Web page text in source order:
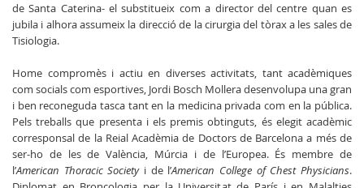
de Santa Caterina- el substitueix com a director del centre quan es
jubila i alhora assumeix la direcció de la cirurgia del tòrax a les sales de
Tisiologia.
Home compromès i actiu en diverses activitats, tant acadèmiques
com socials com esportives, Jordi Bosch Mollera desenvolupa una gran
i ben reconeguda tasca tant en la medicina privada com en la pública.
Pels treballs que presenta i els premis obtinguts, és elegit acadèmic
corresponsal de la Reial Acadèmia de Doctors de Barcelona a més de
ser-ho de les de València, Múrcia i de l’Europea. És membre de
l’American Thoracic Society i de l’American College of Chest Physicians.